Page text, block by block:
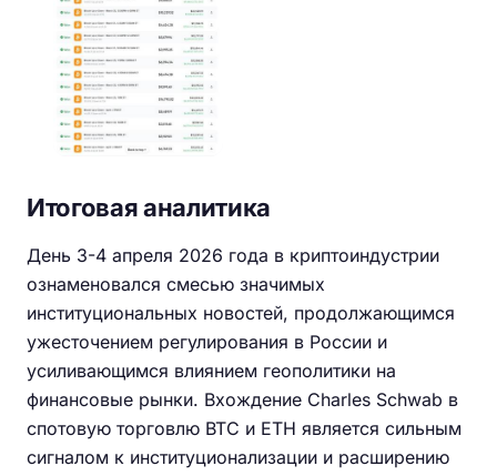
Итоговая аналитика
День 3-4 апреля 2026 года в криптоиндустрии
ознаменовался смесью значимых
институциональных новостей, продолжающимся
ужесточением регулирования в России и
усиливающимся влиянием геополитики на
финансовые рынки. Вхождение Charles Schwab в
спотовую торговлю BTC и ETH является сильным
сигналом к институционализации и расширению